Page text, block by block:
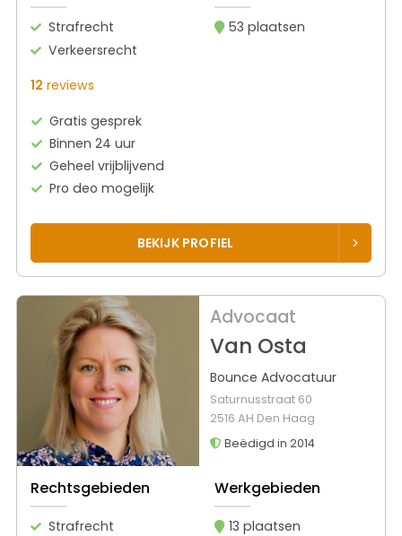
Strafrecht
Verkeersrecht
53 plaatsen
12 reviews
Gratis gesprek
Binnen 24 uur
Geheel vrijblijvend
Pro deo mogelijk
BEKIJK PROFIEL
Advocaat
Van Osta
Bounce Advocatuur
Saturnusstraat 60
2516 AH Den Haag
Beëdigd in 2014
Rechtsgebieden
Strafrecht
Werkgebieden
13 plaatsen